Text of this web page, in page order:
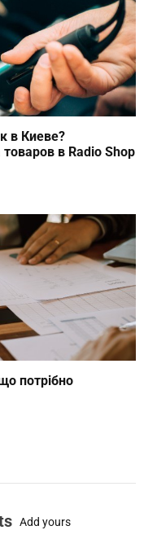
в Киеве?
в Radio Shop
потрібно
Add yours